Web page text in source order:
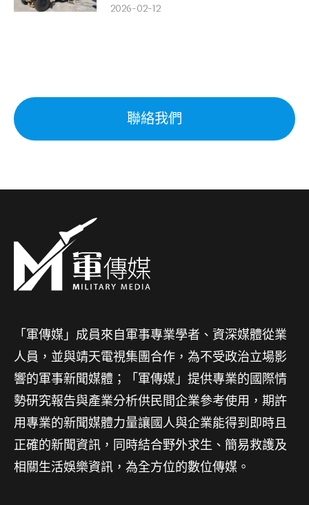
2026-02-12
聯絡我們
「軍傳媒」成員來自軍事專業學者、資深媒體從業
人員，並與靖天電視集團合作，為不受政治立場影
響的軍事新聞媒體；「軍傳媒」提供專業的國際情
勢研究報告與產業分析供民間企業參考使用，期許
用專業的新聞媒體力量讓國人與企業能得到即時且
正確的新聞資訊，同時結合野外求生、簡易救護及
相關生活娛樂資訊，為全方位的數位傳媒。